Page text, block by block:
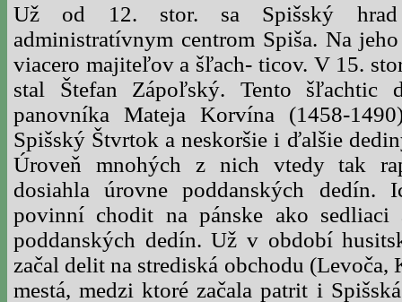
Už od 12. stor. sa Spišský hrad
administratívnym centrom Spiša. Na
viacero majiteľov a šľach- ticov. V 15.
stal Štefan Zápoľský. Tento šľachtic
panovníka Mateja Korvína (1458-
Spišský Štvrtok a neskoršie i ďalšie
Úroveň mnohých z nich vtedy tak
dosiahla úrovne poddanských dedín.
povinní chodit na pánske ako sedliaci
poddanských dedín. Už v období
začal delit na strediská obchodu (Levoča,
mestá, medzi ktoré začala patrit i